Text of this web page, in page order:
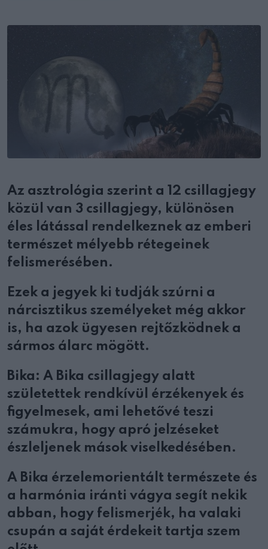
Email
Az asztrológia szerint a 12 csillagjegy
közül van 3 csillagjegy, különösen
éles látással rendelkeznek az emberi
természet mélyebb rétegeinek
felismerésében.
Ezek a jegyek ki tudják szúrni a
nárcisztikus személyeket még akkor
is, ha azok ügyesen rejtőzködnek a
sármos álarc mögött.
Bika: A Bika csillagjegy alatt
születettek rendkívül érzékenyek és
figyelmesek, ami lehetővé teszi
számukra, hogy apró jelzéseket
észleljenek mások viselkedésében.
A Bika érzelemorientált természete és
a harmónia iránti vágya segít nekik
abban, hogy felismerjék, ha valaki
csupán a saját érdekeit tartja szem